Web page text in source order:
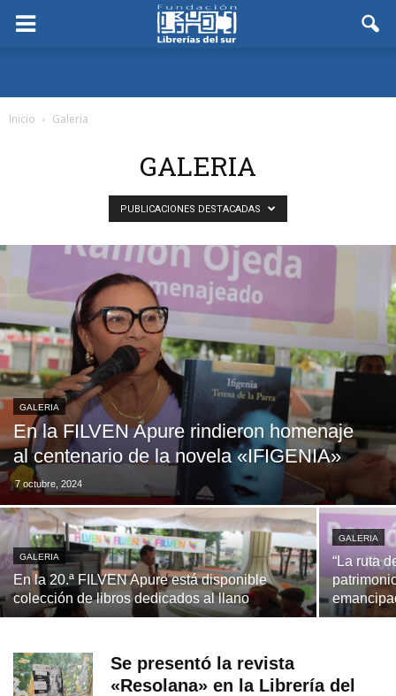
Inicio Galeria
GALERIA
PUBLICACIONES DESTACADAS
GALERIA
En la FILVEN Apure rindieron homenaje
al centenario de la novela «IFIGENIA»
7 octubre, 2024
GALERIA
En la 20.ª FILVEN Apure está disponible
colección de libros dedicados al llano
GALERIA
“La ruta
Se presentó la revista
«Resolana» en la Librería del